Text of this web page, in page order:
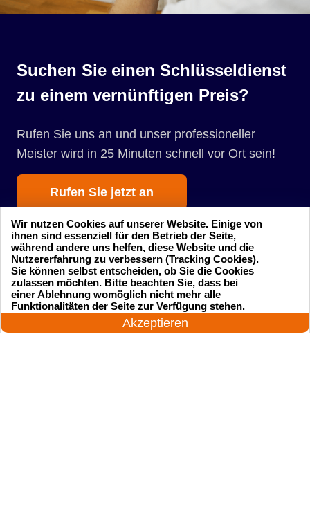
Suchen Sie einen Schlüsseldienst
zu einem vernünftigen Preis?
Rufen Sie uns an und unser professioneller
Meister wird in 25 Minuten schnell vor Ort sein!
Rufen Sie jetzt an
Startseite Einsatzgebiete
Preise
24 Stunden am Tag
Akzeptieren
Wir nutzen Cookies auf unserer Website. Einige von
ihnen sind essenziell für den Betrieb der Seite,
während andere uns helfen, diese Website und die
Nutzererfahrung zu verbessern (Tracking Cookies).
Sie können selbst entscheiden, ob Sie die Cookies
zulassen möchten. Bitte beachten Sie, dass bei
einer Ablehnung womöglich nicht mehr alle
Funktionalitäten der Seite zur Verfügung stehen.